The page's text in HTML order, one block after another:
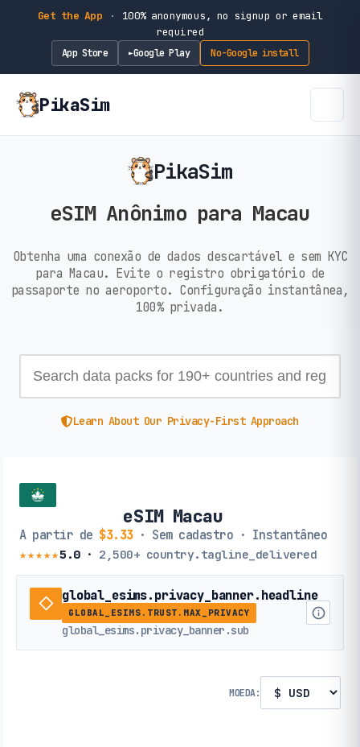
Get the App ·
100% anonymous, no signup or email
required
App Store ►Google Play No-Google install
PikaSim
PikaSim
eSIM Anônimo para Macau
Obtenha uma conexão de dados descartável e sem KYC
para Macau. Evite o registro obrigatório de
passaporte no aeroporto. Configuração instantânea,
100% privada.
Learn About Our Privacy-First Approach
eSIM Macau
A partir de $3.33· Sem cadastro · Instantâneo
★★★★★5.0· 2,500+ country.tagline_delivered
global_esims.privacy_banner.headline
GLOBAL_ESIMS.TRUST.MAX_PRIVACY
global_esims.privacy_banner.sub
MOEDA: